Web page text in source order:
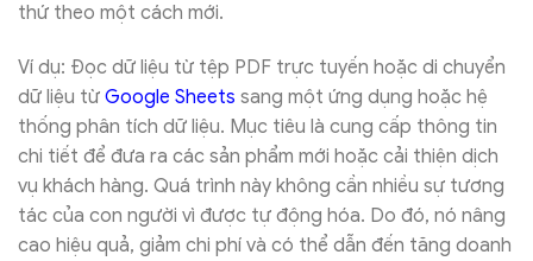
thứ theo một cách mới.
Ví dụ: Đọc dữ liệu từ tệp PDF trực tuyến hoặc di chuyển
dữ liệu từ Google Sheets sang một ứng dụng hoặc hệ
thống phân tích dữ liệu. Mục tiêu là cung cấp thông tin
chi tiết để đưa ra các sản phẩm mới hoặc cải thiện dịch
vụ khách hàng. Quá trình này không cần nhiều sự tương
tác của con người vì được tự động hóa. Do đó, nó nâng
cao hiệu quả, giảm chi phí và có thể dẫn đến tăng doanh